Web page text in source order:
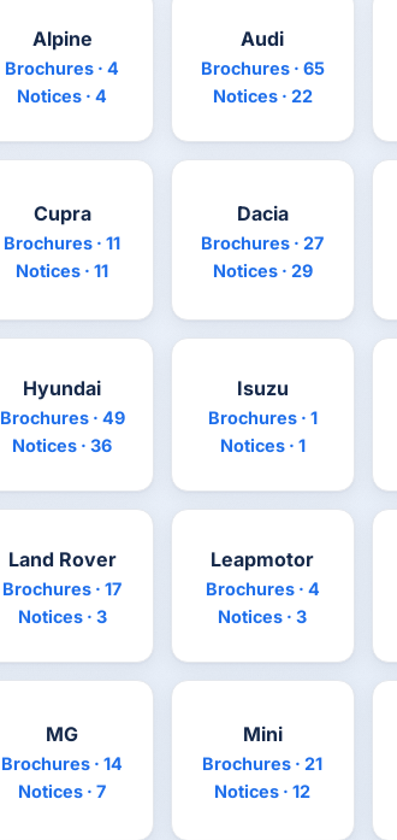
Alpine
Brochures · 4
Notices · 4
Audi
Brochures · 65
Notices · 22
Cupra
Brochures · 11
Notices · 11
Dacia
Brochures · 27
Notices · 29
Hyundai
Brochures · 49
Notices · 36
Isuzu
Brochures · 1
Notices · 1
Land Rover
Brochures · 17
Notices · 3
Leapmotor
Brochures · 4
Notices · 3
MG
Brochures · 14
Notices · 7
Mini
Brochures · 21
Notices · 12